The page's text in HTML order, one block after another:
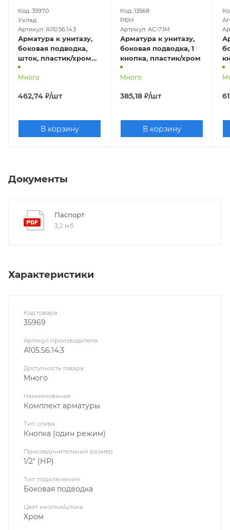
Код: 35970
Уклад
Артикул: А110.56.14.3
Арматура к унитазу,
боковая подводка,
шток, пластик/хром
А110.56.14.3
Много
462,74 ₽/шт
В корзину
Код: 13568
РБМ
Артикул: АС-7.1М
Арматура к унитазу,
боковая подводка, 1
кнопка, пластик/хром
Много
385,18 ₽/шт
В корзину
Документы
Паспорт
3,2 мб
Характеристики
Код товара
35969
Артикул производителя
А105.56.14.3
Доступность товара
Много
Наименование
Комплект арматуры
Тип слива
Кнопка (один режим)
Присоединительный размер
1/2" (НР)
Тип подключения
Боковая подводка
Цвет кнопки/штока
Хром